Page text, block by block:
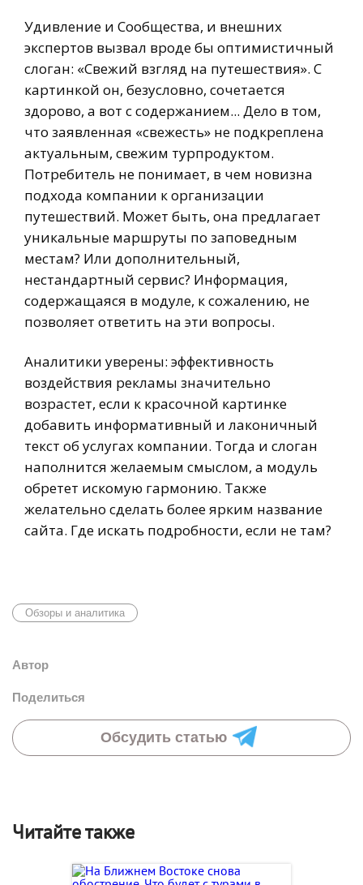
Удивление и Сообщества, и внешних
экспертов вызвал вроде бы оптимистичный
слоган: «Свежий взгляд на путешествия». С
картинкой он, безусловно, сочетается
здорово, а вот с содержанием... Дело в том,
что заявленная «свежесть» не подкреплена
актуальным, свежим турпродуктом.
Потребитель не понимает, в чем новизна
подхода компании к организации
путешествий. Может быть, она предлагает
уникальные маршруты по заповедным
местам? Или дополнительный,
нестандартный сервис? Информация,
содержащаяся в модуле, к сожалению, не
позволяет ответить на эти вопросы.
Аналитики уверены: эффективность
воздействия рекламы значительно
возрастет, если к красочной картинке
добавить информативный и лаконичный
текст об услугах компании. Тогда и слоган
наполнится желаемым смыслом, а модуль
обретет искомую гармонию. Также
желательно сделать более ярким название
сайта. Где искать подробности, если не там?
Обзоры и аналитика
Автор
Поделиться
Обсудить статью
Читайте также